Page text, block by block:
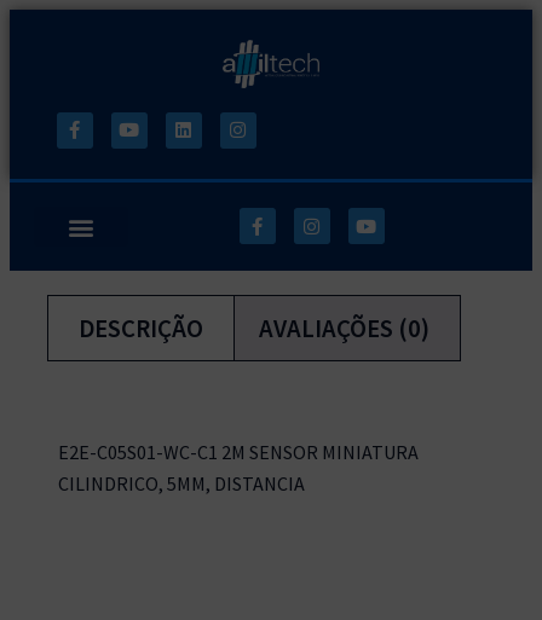
DESCRIÇÃO AVALIAÇÕES (0)
E2E-C05S01-WC-C1 2M SENSOR MINIATURA
CILINDRICO, 5MM, DISTANCIA